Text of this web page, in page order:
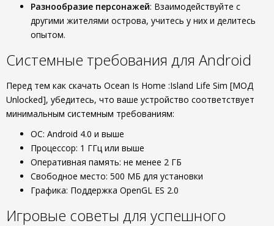
Разнообразие персонажей: Взаимодействуйте с
другими жителями острова, учитесь у них и делитесь
опытом.
Системные требования для Android
Перед тем как скачать Ocean Is Home :Island Life Sim [МОД
Unlocked], убедитесь, что ваше устройство соответствует
минимальным системным требованиям:
ОС: Android 4.0 и выше
Процессор: 1 ГГц или выше
Оперативная память: не менее 2 ГБ
Свободное место: 500 МБ для установки
Графика: Поддержка OpenGL ES 2.0
Игровые советы для успешного